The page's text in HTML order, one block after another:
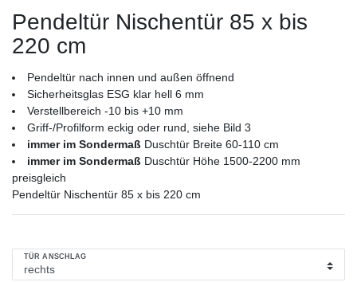
Pendeltür Nischentür 85 x bis
220 cm
Pendeltür nach innen und außen öffnend
Sicherheitsglas ESG klar hell 6 mm
Verstellbereich -10 bis +10 mm
Griff-/Profilform eckig oder rund, siehe Bild 3
immer im Sondermaß Duschtür Breite 60-110 cm
immer im Sondermaß Duschtür Höhe 1500-2200 mm
preisgleich
Pendeltür Nischentür 85 x bis 220 cm
TÜR ANSCHLAG